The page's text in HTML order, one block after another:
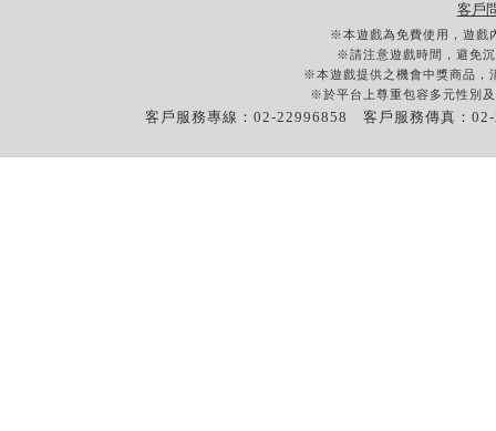
客戶
※本遊戲為免費使用，遊戲
※請注意遊戲時間，避免
※本遊戲提供之機會中獎商品，
※於平台上尊重包容多元性別
客戶服務專線：02-22996858 客戶服務傳真：